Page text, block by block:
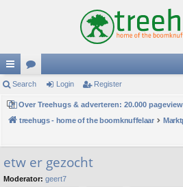
ui
ck
lin
ks
or
u
m
s
Search Login Register
Over Treehugs & adverteren: 20.000
treehugs - home of the boomknuffelaar
etw er gezocht
Moderator: geert7